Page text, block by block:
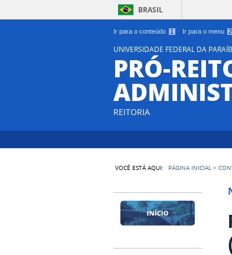
Ir para o conteúdo 1 Ir para o menu 2
BRASIL
UNIVERSIDADE FEDERAL DA
PRÓ-
REITORIA
VOCÊ ESTÁ AQUI: PÁGINA INICIAL >